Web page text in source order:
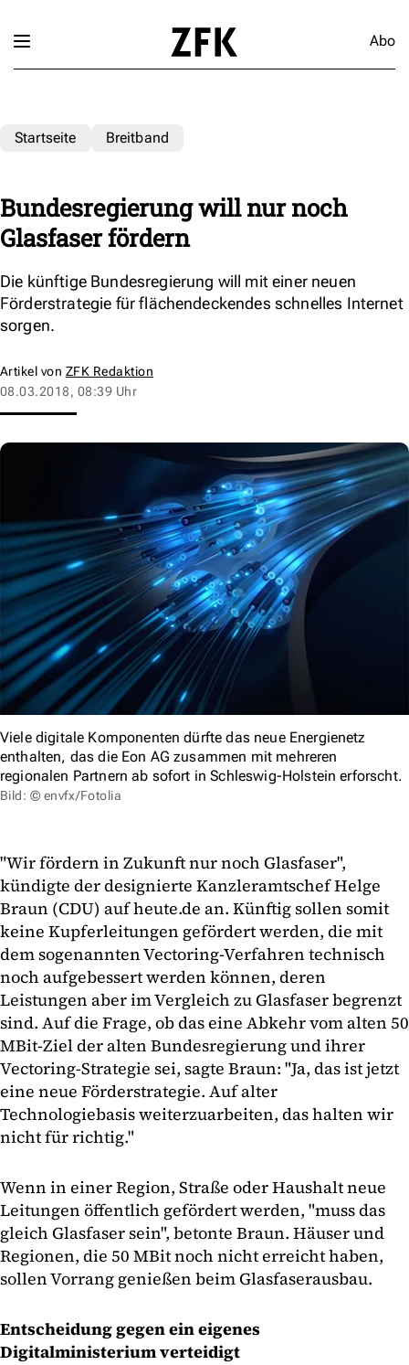
Abo
Startseite Breitband
Bundesregierung will nur noch
Glasfaser fördern
Die künftige Bundesregierung will mit einer neuen
Förderstrategie für flächendeckendes schnelles Internet
sorgen.
Artikel von ZFK Redaktion
08.03.2018, 08:39 Uhr
Viele digitale Komponenten dürfte das neue Energienetz
enthalten, das die Eon AG zusammen mit mehreren
regionalen Partnern ab sofort in Schleswig-Holstein erforscht.
Bild: © envfx/Fotolia
"Wir fördern in Zukunft nur noch Glasfaser",
kündigte der designierte Kanzleramtschef Helge
Braun (CDU) auf heute.de an. Künftig sollen somit
keine Kupferleitungen gefördert werden, die mit
dem sogenannten Vectoring-Verfahren technisch
noch aufgebessert werden können, deren
Leistungen aber im Vergleich zu Glasfaser begrenzt
sind. Auf die Frage, ob das eine Abkehr vom alten 50
MBit-Ziel der alten Bundesregierung und ihrer
Vectoring-Strategie sei, sagte Braun: "Ja, das ist jetzt
eine neue Förderstrategie. Auf alter
Technologiebasis weiterzuarbeiten, das halten wir
nicht für richtig."
Wenn in einer Region, Straße oder Haushalt neue
Leitungen öffentlich gefördert werden, "muss das
gleich Glasfaser sein", betonte Braun. Häuser und
Regionen, die 50 MBit noch nicht erreicht haben,
sollen Vorrang genießen beim Glasfaserausbau.
Entscheidung gegen ein eigenes
Digitalministerium verteidigt